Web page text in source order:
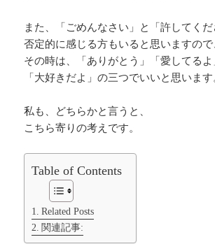
また、「ごめんなさい」と「許してくだ
否定的に感じる方もいると思いますので
その時は、「ありがとう」「愛してるよ
「大好きだよ」の三つでいいと思います
私も、どちらかと言うと、
こちら寄りの考えです。
Table of Contents
Related Posts
関連記事: